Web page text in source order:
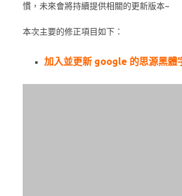
慣，未來會將持續提供相關的更新版本~
本次主要的修正項目如下：
加入並更新 google 的思源黑體